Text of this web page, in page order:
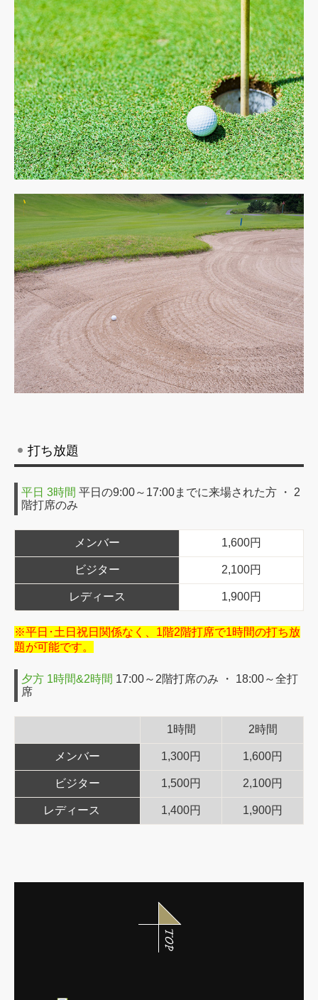
打ち放題
平日 3時間 平日の9:00～17:00までに来場された方 ・ 2
階打席のみ
メンバー 1,600円
ビジター 2,100円
レディース 1,900円
※平日･土日祝日関係なく、1階2階打席で1時間の打ち放
題が可能です。
夕方 1時間&2時間 17:00～2階打席のみ ・ 18:00～全打
席
1時間 2時間
メンバー 1,300円 1,600円
ビジター 1,500円 2,100円
レディース 1,400円 1,900円